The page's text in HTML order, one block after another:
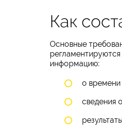
Как
Основные
информацию:
о времени
сведения